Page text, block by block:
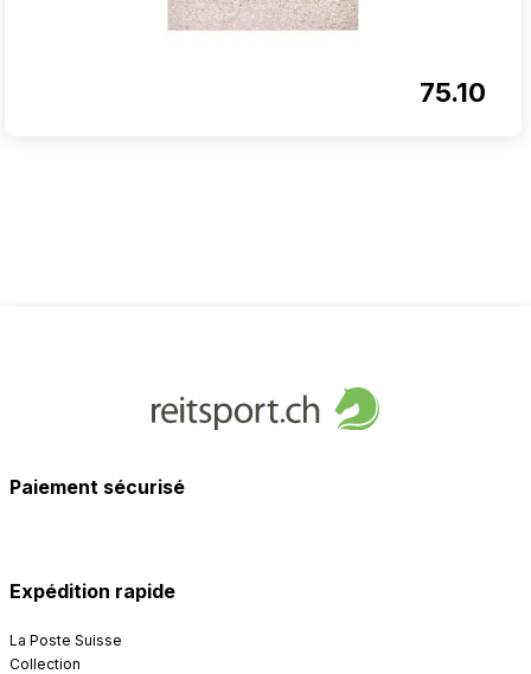
75.10
Paiement sécurisé
Expédition rapide
La Poste Suisse
Collection